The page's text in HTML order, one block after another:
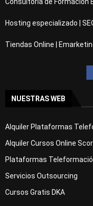
Hosting especializado |
Tiendas Online |
NUESTRAS WEB
Alquiler Plataformas
Alquiler Cursos Online
Plataformas
Servicios Outsourcing
Cursos Gratis DKA